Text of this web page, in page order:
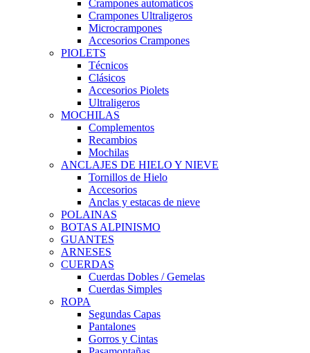
Crampones automaticos
Crampones Ultraligeros
Microcrampones
Accesorios Crampones
PIOLETS
Técnicos
Clásicos
Accesorios Piolets
Ultraligeros
MOCHILAS
Complementos
Recambios
Mochilas
ANCLAJES DE HIELO Y NIEVE
Tornillos de Hielo
Accesorios
Anclas y estacas de nieve
POLAINAS
BOTAS ALPINISMO
GUANTES
ARNESES
CUERDAS
Cuerdas Dobles / Gemelas
Cuerdas Simples
ROPA
Segundas Capas
Pantalones
Gorros y Cintas